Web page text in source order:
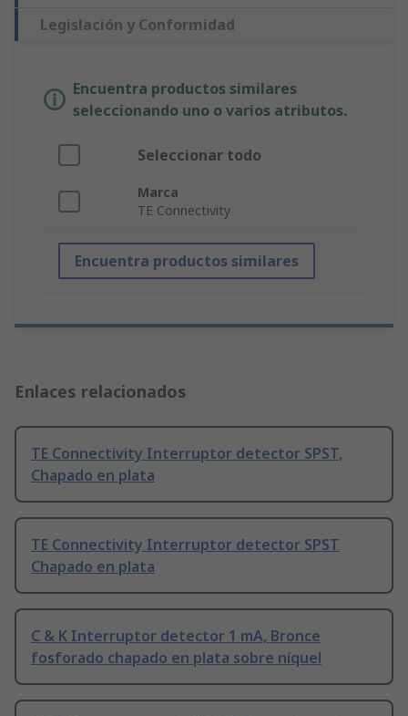
Legislación y Conformidad
Encuentra productos similares
seleccionando uno o varios atributos.
Seleccionar todo
Marca
TE Connectivity
Encuentra productos similares
Enlaces relacionados
TE Connectivity Interruptor detector SPST,
Chapado en plata
TE Connectivity Interruptor detector SPST
Chapado en plata
C & K Interruptor detector 1 mA, Bronce
fosforado chapado en plata sobre níquel